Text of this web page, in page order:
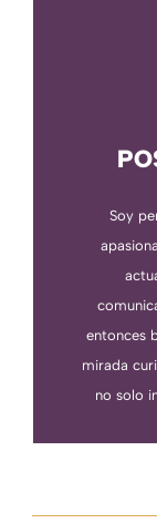
Soy
entonces
mirada
no solo